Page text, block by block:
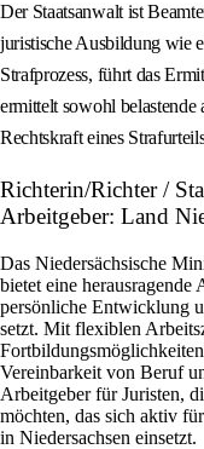
Der Staatsanwalt ist
juristische Ausbildung wie
Strafprozess, führt das
ermittelt sowohl belastende
Rechtskraft eines
Richterin/Richter /
Arbeitgeber: Land
Das Niedersächsische
bietet eine herausragende
persönliche Entwicklung
setzt. Mit flexiblen
Vereinbarkeit von Beruf
Arbeitgeber für Juristen,
möchten, das sich aktiv
in Niedersachsen einsetzt.